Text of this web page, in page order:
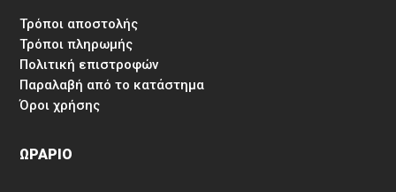
Τρόποι αποστολής
Τρόποι πληρωμής
Πολιτική επιστροφών
Παραλαβή από το κατάστημα
Όροι χρήσης
ΩΡΑΡΙΟ